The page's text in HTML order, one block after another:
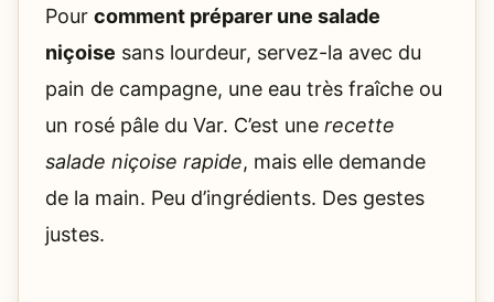
Pour comment préparer une salade
niçoise sans lourdeur, servez-la avec du
pain de campagne, une eau très fraîche ou
un rosé pâle du Var. C’est une recette
salade niçoise rapide, mais elle demande
de la main. Peu d’ingrédients. Des gestes
justes.